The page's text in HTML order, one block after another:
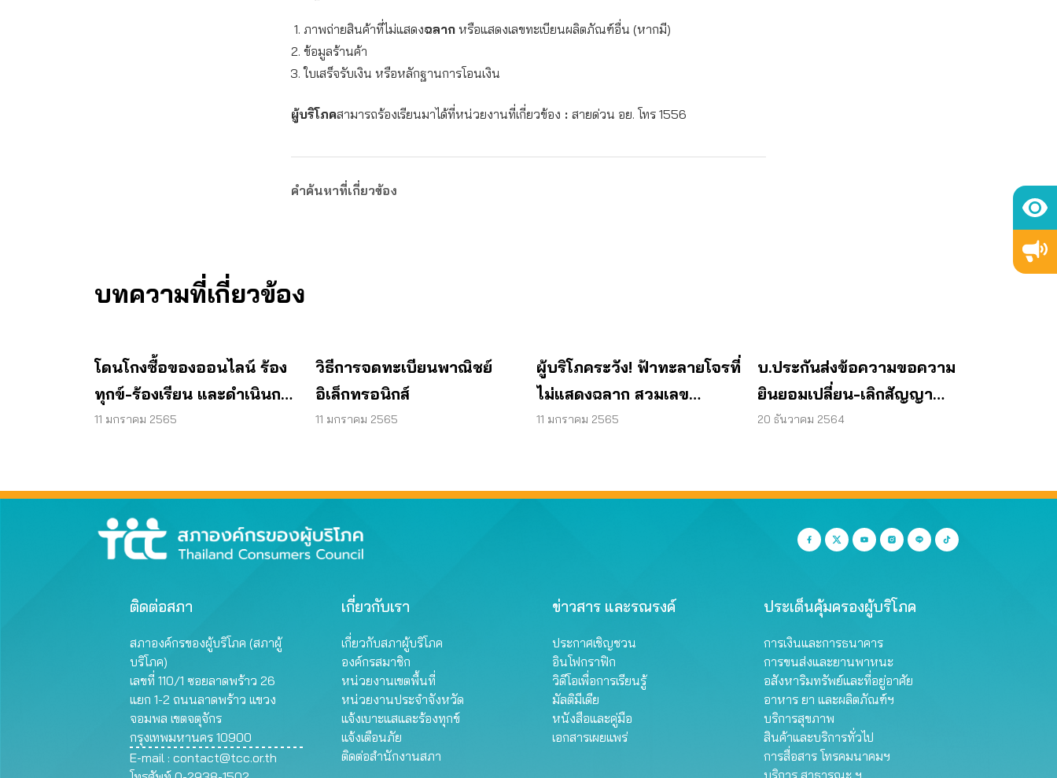
ภาพถ่ายสินค้าที่ไม่แสดงฉลาก หรือแสดงเลขทะเบียนผลิตภัณฑ์อื่น (หากมี)
ข้อมูลร้านค้า
ใบเสร็จรับเงิน หรือหลักฐานการโอนเงิน
ผู้บริโภคสามารถร้องเรียนมาได้ที่หน่วยงานที่เกี่ยวข้อง : สายด่วน อย. โทร 1556
คำค้นหาที่เกี่ยวข้อง
บทความที่เกี่ยวข้อง
โดนโกงซื้อของออนไลน์ ร้อง
ทุกข์-ร้องเรียน และดำเนินการ
อย่างไร
11 มกราคม 2565
วิธีการจดทะเบียนพาณิชย์
อิเล็กทรอนิกส์
11 มกราคม 2565
ผู้บริโภคระวัง! ฟ้าทะลายโจรที่
ไม่แสดงฉลาก สวมเลข
ทะเบียน อาจเสี่ยงภัยสุขภาพ
11 มกราคม 2565
บ.ประกันส่งข้อความขอความ
ยินยอมเปลี่ยน-เลิกสัญญา
“เจอ จ่าย จบ” ต้องทำอย่างไร
20 ธันวาคม 2564
ติดต่อสภา
สภาองค์กรของผู้บริโภค (สภาผู้
บริโภค)
เลขที่ 110/1 ซอยลาดพร้าว 26
แยก 1-2 ถนนลาดพร้าว แขวง
จอมพล เขตจตุจักร
กรุงเทพมหานคร 10900
E-mail : contact@tcc.or.th
เกี่ยวกับเรา
เกี่ยวกับสภาผู้บริโภค
องค์กรสมาชิก
หน่วยงานเขตพื้นที่
หน่วยงานประจำจังหวัด
แจ้งเบาะแสและร้องทุกข์
แจ้งเตือนภัย
ติดต่อสำนักงานสภา
ข่าวสาร และรณรงค์
ประกาศเชิญชวน
อินโฟกราฟิก
วิดีโอเพื่อการเรียนรู้
มัลติมีเดีย
หนังสือและคู่มือ
เอกสารเผยแพร่
ประเด็นคุ้มครองผู้บริโภค
การเงินและการธนาคาร
การขนส่งและยานพาหนะ
อสังหาริมทรัพย์และที่อยู่อาศัย
อาหาร ยา และผลิตภัณฑ์ฯ
บริการสุขภาพ
สินค้าและบริการทั่วไป
การสื่อสาร โทรคมนาคมฯ